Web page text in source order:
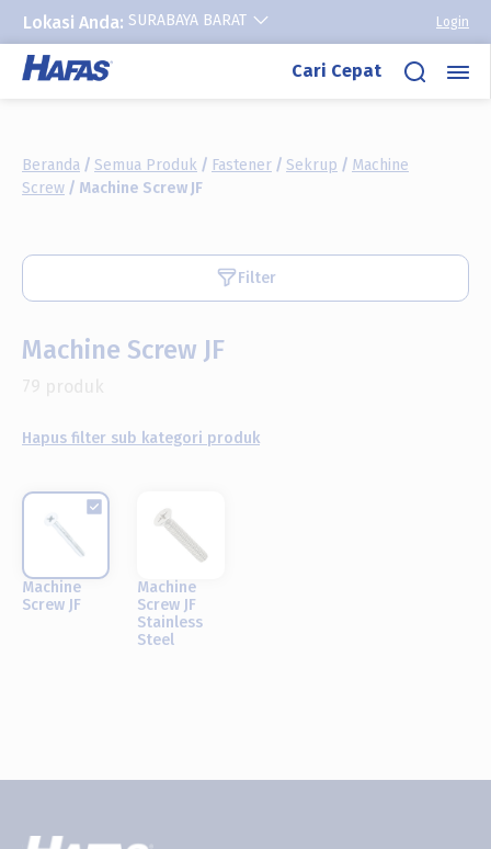
Lokasi Anda: SURABAYA BARAT Login
Lewati
Cari Cepat
Beranda / Semua Produk / Fastener / Sekrup / Machine
Screw / Machine Screw JF
Filter
Machine Screw JF
Hapus filter sub kategori produk
Machine
Screw JF
Machine
Screw JF
Stainless
Steel